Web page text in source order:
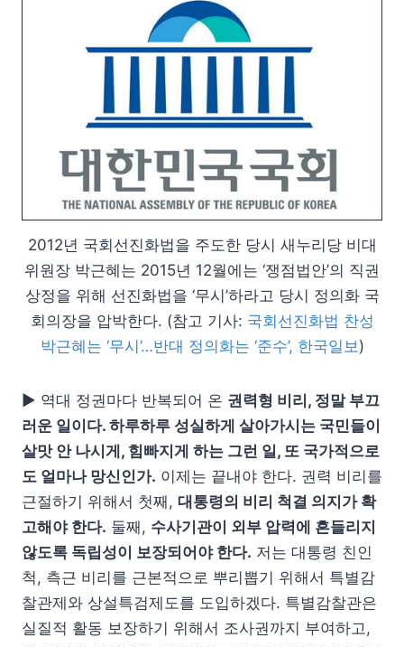
2012년 국회선진화법을 주도한 당시 새누리당 비대
위원장 박근혜는 2015년 12월에는 ‘쟁점법안’의 직권
상정을 위해 선진화법을 ‘무시’하라고 당시 정의화 국
회의장을 압박한다. (참고 기사: 국회선진화법 찬성
박근혜는 ‘무시’…반대 정의화는 ‘준수’, 한국일보)
▶ 역대 정권마다 반복되어 온 권력형 비리, 정말 부끄
러운 일이다. 하루하루 성실하게 살아가시는 국민들이
살맛 안 나시게, 힘빠지게 하는 그런 일, 또 국가적으로
도 얼마나 망신인가. 이제는 끝내야 한다. 권력 비리를
근절하기 위해서 첫째, 대통령의 비리 척결 의지가 확
고해야 한다. 둘째, 수사기관이 외부 압력에 흔들리지
않도록 독립성이 보장되어야 한다. 저는 대통령 친인
척, 측근 비리를 근본적으로 뿌리뽑기 위해서 특별감
찰관제와 상설특검제도를 도입하겠다. 특별감찰관은
실질적 활동 보장하기 위해서 조사권까지 부여하고,